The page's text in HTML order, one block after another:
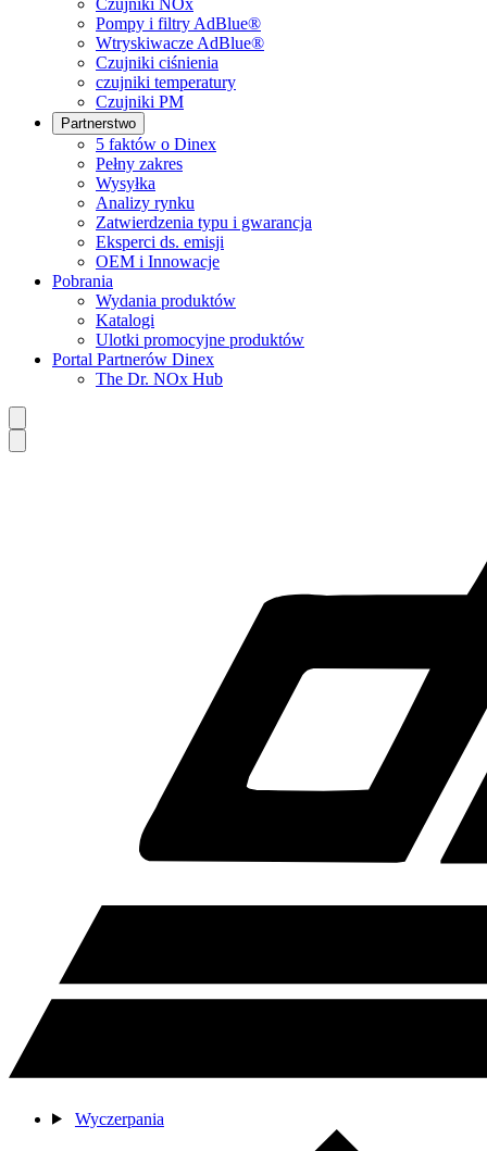
Czujniki NOx
Pompy i filtry AdBlue®
Wtryskiwacze AdBlue®
Czujniki ciśnienia
czujniki temperatury
Czujniki PM
Partnerstwo
5 faktów o Dinex
Pełny zakres
Wysyłka
Analizy rynku
Zatwierdzenia typu i gwarancja
Eksperci ds. emisji
OEM i Innowacje
Pobrania
Wydania produktów
Katalogi
Ulotki promocyjne produktów
Portal Partnerów Dinex
The Dr. NOx Hub
Wyczerpania